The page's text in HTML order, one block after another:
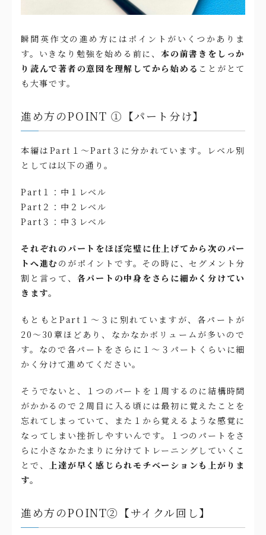
瞬間英作文の進め方にはポイントがいくつかありま
す。いきなり勉強を始める前に、 本の前書きをしっか
り読んで著者の意図を理解してから始める ことがとて
も大事です。
進め方のPOINT ①【パート分け】
本編はPart１〜Part３に分かれています。レベル別
としては以下の通り。
Part１：中１レベル
Part２：中２レベル
Part３：中３レベル
それぞれのパートをほぼ完璧に仕上げてから次のパー
トへ進む のがポイントです。その時に、セグメント分
割と言って、 各パートの中身をさらに細かく分けてい
きます。
もともとPart１〜３に別れていますが、各パートが
20〜30章ほどあり、なかなかボリュームが多いので
す。なので各パートをさらに１〜３パートくらいに細
かく分けて進めてください。
そうでないと、１つのパートを１周するのに結構時間
がかかるので２周目に入る頃には最初に覚えたことを
忘れてしまっていて、また１から覚えるような感覚に
なってしまい挫折しやすいんです。１つのパートをさ
らに小さなかたまりに分けてトレーニングしていくこ
とで、
上達が早く感じられモチベーションも上がりま
す。
進め方のPOINT②【サイクル回し】